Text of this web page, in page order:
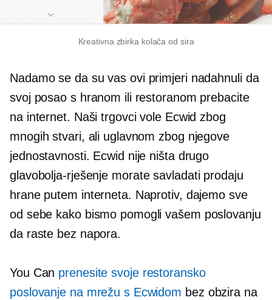
Kreativna zbirka kolača od sira
Nadamo se da su vas ovi primjeri nadahnuli da
svoj posao s hranom ili restoranom prebacite
na internet. Naši trgovci vole Ecwid zbog
mnogih stvari, ali uglavnom zbog njegove
jednostavnosti. Ecwid nije ništa drugo
glavobolja-rješenje morate savladati prodaju
hrane putem interneta. Naprotiv, dajemo sve
od sebe kako bismo pomogli vašem poslovanju
da raste bez napora.
You Can prenesite svoje restoransko
poslovanje na mrežu s Ecwidom bez obzira na